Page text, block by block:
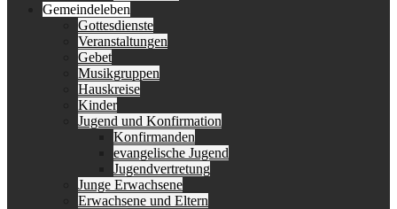
Gemeindeleben
Gottesdienste
Veranstaltungen
Gebet
Musikgruppen
Hauskreise
Kinder
Jugend und Konfirmation
Konfirmanden
evangelische Jugend
Jugendvertretung
Junge Erwachsene
Erwachsene und Eltern